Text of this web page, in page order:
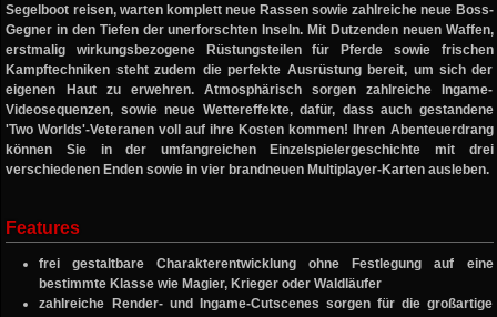
Segelboot reisen, warten komplett neue Rassen sowie zahlreiche neue Boss-
Gegner in den Tiefen der unerforschten Inseln. Mit Dutzenden neuen Waffen,
erstmalig wirkungsbezogene Rüstungsteilen für Pferde sowie frischen
Kampftechniken steht zudem die perfekte Ausrüstung bereit, um sich der
eigenen Haut zu erwehren. Atmosphärisch sorgen zahlreiche Ingame-
Videosequenzen, sowie neue Wettereffekte, dafür, dass auch gestandene
'Two Worlds'-Veteranen voll auf ihre Kosten kommen! Ihren Abenteuerdrang
können Sie in der umfangreichen Einzelspielergeschichte mit drei
verschiedenen Enden sowie in vier brandneuen Multiplayer-Karten ausleben.
Features
frei gestaltbare Charakterentwicklung ohne Festlegung auf eine
bestimmte Klasse wie Magier, Krieger oder Waldläufer
zahlreiche Render- und Ingame-Cutscenes sorgen für die großartige